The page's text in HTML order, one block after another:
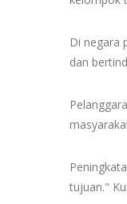
Di negara
dan
tujuan."